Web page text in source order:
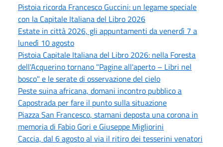
Pistoia ricorda Francesco Guccini: un legame speciale
con la Capitale Italiana del Libro 2026
Estate in città 2026, gli appuntamenti da venerdì 7 a
lunedì 10 agosto
Pistoia Capitale Italiana del Libro 2026: nella Foresta
dell'Acquerino tornano "Pagine all'aperto – Libri nel
bosco" e le serate di osservazione del cielo
Peste suina africana, domani incontro pubblico a
Capostrada per fare il punto sulla situazione
Piazza San Francesco, stamani deposta una corona in
memoria di Fabio Gori e Giuseppe Migliorini
Caccia, dal 6 agosto al via il ritiro dei tesserini venatori